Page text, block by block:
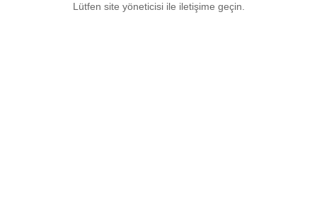
Lütfen site yöneticisi ile iletişime geçin.